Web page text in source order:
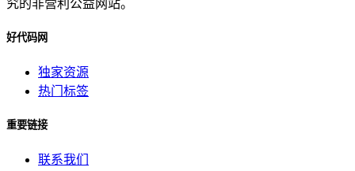
究的非营利公益网站。
好代码网
独家资源
热门标签
重要链接
联系我们